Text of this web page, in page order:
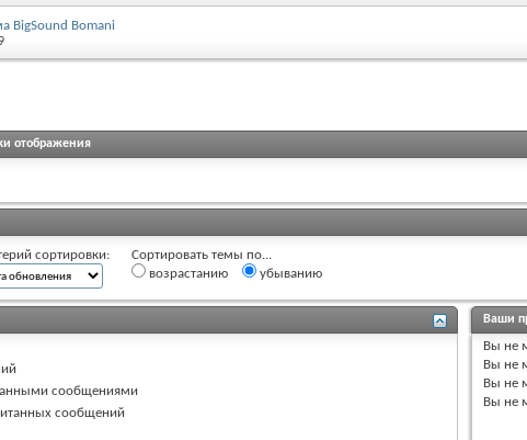
BigSound Bomani
отображения
сортировки:
Сортировать темы по...
возрастанию
убыванию
сообщениями
сообщений
Ваши
Вы не
Вы не
Вы не
Вы не